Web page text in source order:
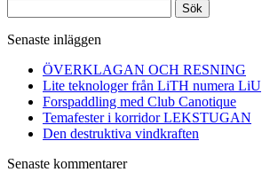
efter:
Senaste inläggen
ÖVERKLAGAN OCH RESNING
Lite teknologer från LiTH numera LiU
Forspaddling med Club Canotique
Temafester i korridor LEKSTUGAN
Den destruktiva vindkraften
Senaste kommentarer